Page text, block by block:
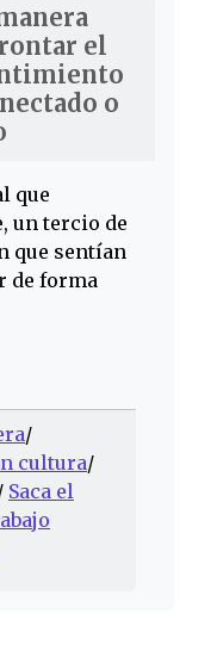
el
o
que
un tercio de
que sentían
de forma
/
cultura/
Saca el